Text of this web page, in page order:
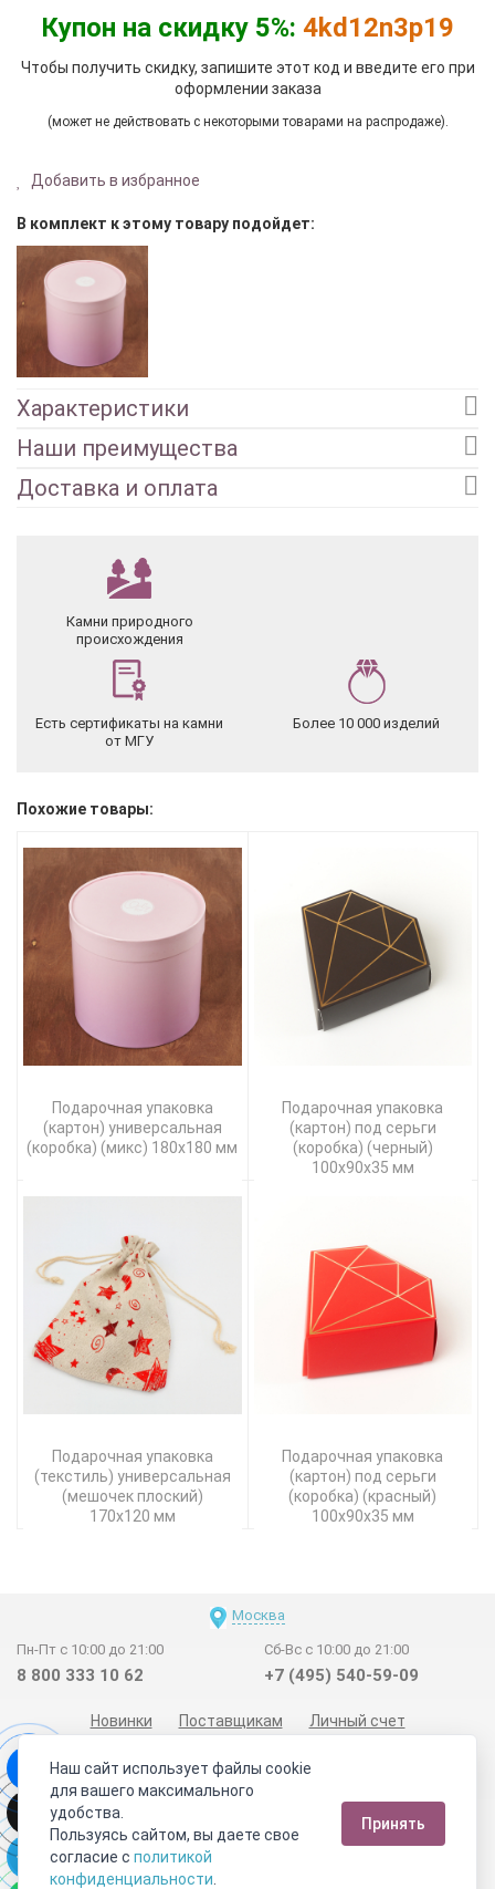
Купон на скидку 5%: 4kd12n3p19
Чтобы получить скидку, запишите этот код и введите его при
оформлении заказа
(может не действовать с некоторыми товарами на распродаже).
Добавить в избранное
В комплект к этому товару подойдет:
Характеристики
Наши преимущества
Доставка и оплата
Камни природного
происхождения
Есть сертификаты на камни
от МГУ
Более 10 000 изделий
Похожие товары:
Подарочная упаковка
(картон) универсальная
(коробка) (микс) 180х180 мм
Подарочная упаковка
(картон) под серьги
(коробка) (черный)
100х90х35 мм
Подарочная упаковка
(текстиль) универсальная
(мешочек плоский)
170х120 мм
Подарочная упаковка
(картон) под серьги
(коробка) (красный)
100х90х35 мм
Москва
Пн-Пт с 10:00 до 21:00
8 800 333 10 62
Сб-Вс с 10:00 до 21:00
+7 (495) 540-59-09
Новинки Поставщикам
Личный счет
Отзывы покупателей
Сертификаты
Обратная связь
СОУТ
Телеграм
Max
Наш сайт использует файлы cookie
для вашего максимального
удобства.
Пользуясь сайтом, вы даете свое
согласие с политикой
конфиденциальности
Принять